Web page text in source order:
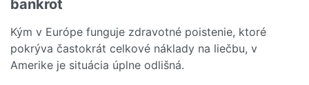
bankrot
Kým v Európe funguje zdravotné poistenie, ktoré
pokrýva častokrát celkové náklady na liečbu, v
Amerike je situácia úplne odlišná.